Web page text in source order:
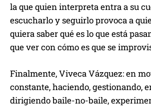
la que quien interpreta entra a su
escucharlo y seguirlo provoca a
quiera saber qué es lo que está
que ver con cómo es que se
Finalmente, Viveca Vázquez: en
constante, haciendo, gestionando,
dirigiendo baile-no-baile,